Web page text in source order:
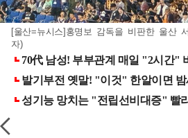
[울산=뉴시스]홍명보 감독을 비판한 울산
자)